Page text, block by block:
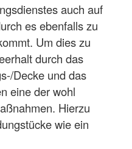
auch auf
es ebenfalls zu
Um dies zu
durch das
Decke und das
eine der wohl
Hierzu
wie ein